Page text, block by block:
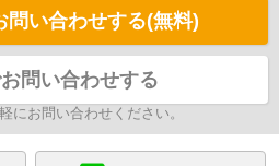
問い合わせする(無料)
問い合わせする
にお問い合わせください。